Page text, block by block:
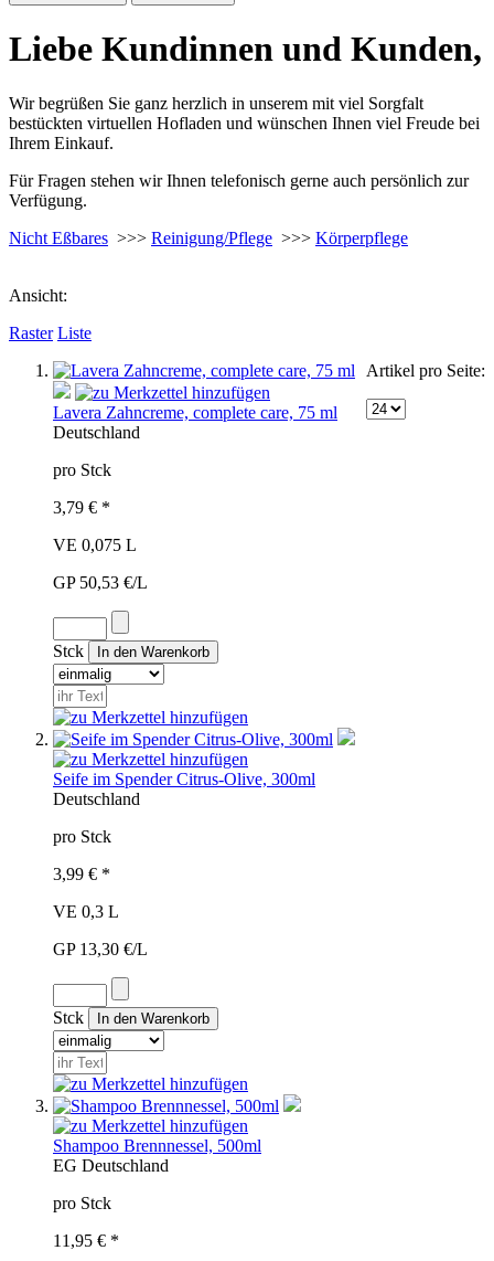
Liebe Kundinnen und Kunden,
Wir begrüßen Sie ganz herzlich in unserem mit viel Sorgfalt
bestückten virtuellen Hofladen und wünschen Ihnen viel Freude bei
Ihrem Einkauf.
Für Fragen stehen wir Ihnen telefonisch gerne auch persönlich zur
Verfügung.
Nicht Eßbares >>> Reinigung/Pflege >>> Körperpflege
Ansicht:
Raster Liste
Artikel pro Seite:
Lavera Zahncreme, complete care, 75 ml
Deutschland
pro Stck
3,79 € *
VE 0,075 L
GP 50,53 €/L
Stck
Seife im Spender Citrus-Olive, 300ml
Deutschland
pro Stck
3,99 € *
VE 0,3 L
GP 13,30 €/L
Stck
Shampoo Brennnessel, 500ml
EG Deutschland
pro Stck
11,95 € *